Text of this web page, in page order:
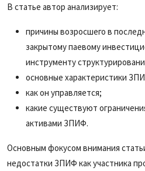
В статье автор анализирует:
причины возросшего в
закрытому паевому
инструменту
основные характеристики
как он управляется;
какие существуют
активами ЗПИФ.
Основным фокусом внимания
недостатки ЗПИФ как участника